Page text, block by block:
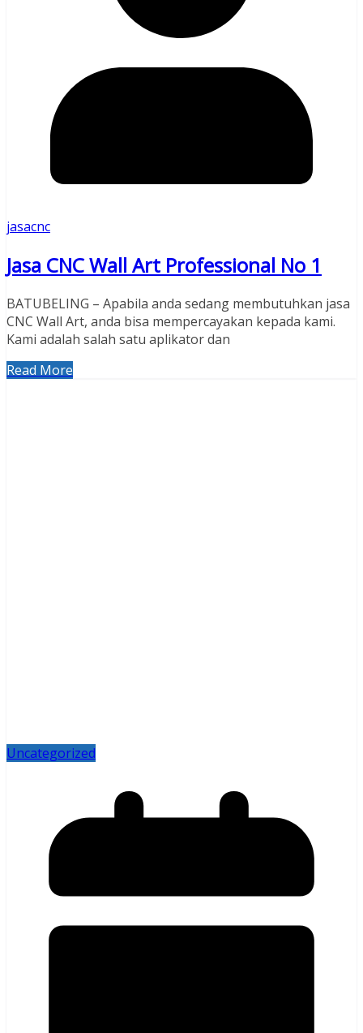
jasacnc
Jasa CNC Wall Art Professional No 1
BATUBELING – Apabila anda sedang membutuhkan jasa
CNC Wall Art, anda bisa mempercayakan kepada kami.
Kami adalah salah satu aplikator dan
Read More
Uncategorized